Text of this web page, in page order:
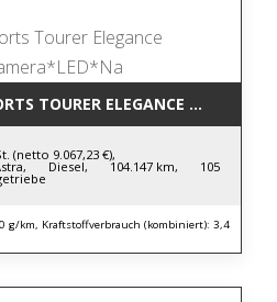
TOURER ELEGANCE
(netto 9.067,23 €),
Diesel, 104.147 km, 105
g/km, Kraftstoffverbrauch (kombiniert): 3,4